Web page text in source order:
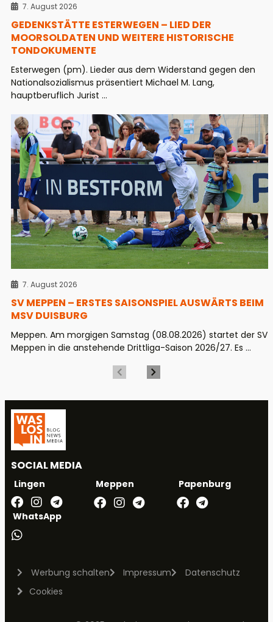
7. August 2026
GEDENKSTÄTTE ESTERWEGEN – LIED DER
MOORSOLDATEN UND WEITERE HISTORISCHE
TONDOKUMENTE
Esterwegen (pm). Lieder aus dem Widerstand gegen den
Nationalsozialismus präsentiert Michael M. Lang,
hauptberuflich Jurist ...
7. August 2026
SV MEPPEN – ERSTES SAISONSPIEL AUSWÄRTS BEIM
MSV DUISBURG
Meppen. Am morgigen Samstag (08.08.2026) startet der SV
Meppen in die anstehende Drittliga-Saison 2026/27. Es ...
SOCIAL MEDIA
Lingen Meppen Papenburg
WhatsApp
Werbung schalten Impressum
Datenschutz
Cookies